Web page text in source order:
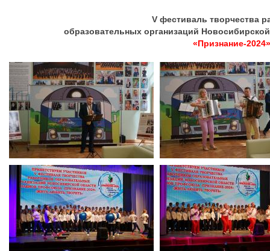
V фестиваль творчества
образовательных организаций
«Признание-